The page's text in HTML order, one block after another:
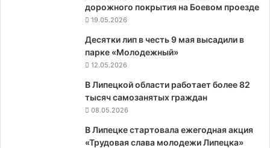
дорожного покрытия на Боевом проезде
19.05.2026
Десятки лип в честь 9 мая высадили в
парке «Молодежный»
12.05.2026
В Липецкой области работает более 82
тысяч самозанятых граждан
08.05.2026
В Липецке стартовала ежегодная акция
«Трудовая слава молодежи Липецка»